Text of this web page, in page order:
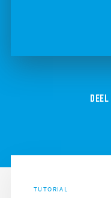
DEEL
TUTORIAL